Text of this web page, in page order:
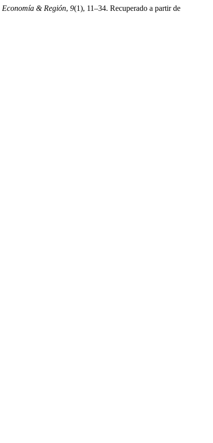
Economía & Región, 9(1), 11–34. Recuperado a partir de